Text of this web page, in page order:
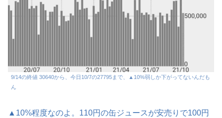
9/14の終値 30640から、今日10/7の27795まで、▲10%弱しか下がってないんだも
ん
▲10%程度なのよ。110円の缶ジュースが安売りで100円